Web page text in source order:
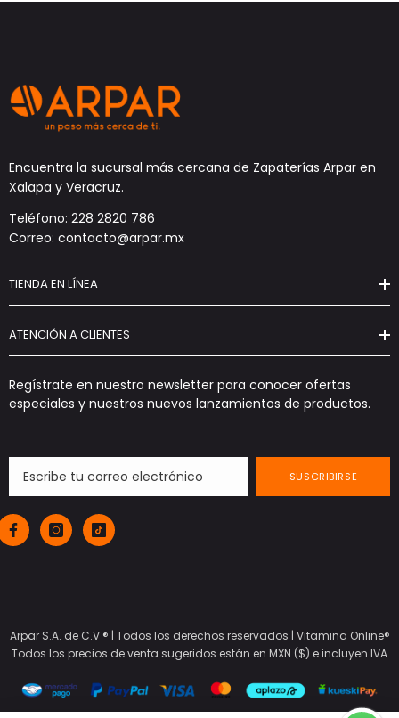
Encuentra la sucursal más cercana de Zapaterías Arpar en
Xalapa y Veracruz.
Teléfono: 228 2820 786
Correo: contacto@arpar.mx
TIENDA EN LÍNEA
ATENCIÓN A CLIENTES
Regístrate en nuestro newsletter para conocer ofertas
especiales y nuestros nuevos lanzamientos de productos.
SUSCRIBIRSE
Arpar S.A. de C.V ® | Todos los derechos reservados | Vitamina Online®
Todos los precios de venta sugeridos están en MXN ($) e incluyen IVA